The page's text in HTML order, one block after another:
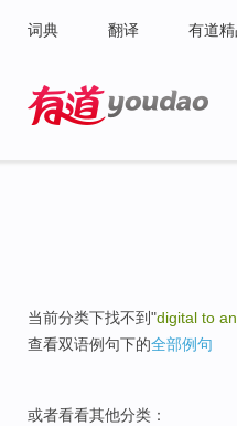
词典 翻译 有道
当前分类下找不到"digital to
查看双语例句下的全部例句
或者看看其他分类：